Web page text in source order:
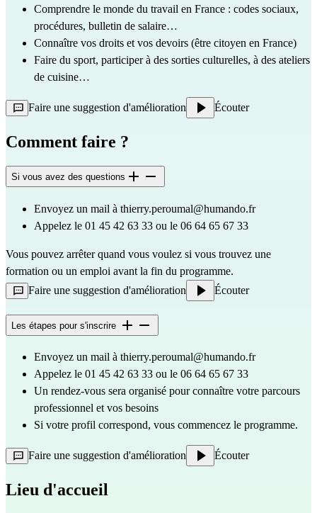
Comprendre le monde du travail en France : codes sociaux,
procédures, bulletin de salaire…
Connaître vos droits et vos devoirs (être citoyen en France)
Faire du sport, participer à des sorties culturelles, à des ateliers
de cuisine…
Faire une suggestion d'amélioration Écouter
Comment faire ?
Si vous avez des questions
Envoyez un mail à thierry.peroumal@humando.fr
Appelez le 01 45 42 63 33 ou le 06 64 65 67 33
Vous pouvez arrêter quand vous voulez si vous trouvez une
formation ou un emploi avant la fin du programme.
Faire une suggestion d'amélioration
Écouter
Les étapes pour s'inscrire
Envoyez un mail à thierry.peroumal@humando.fr
Appelez le 01 45 42 63 33 ou le 06 64 65 67 33
Un rendez-vous sera organisé pour connaître votre parcours
professionnel et vos besoins
Si votre profil correspond, vous commencez le programme.
Faire une suggestion d'amélioration Écouter
Lieu d'accueil